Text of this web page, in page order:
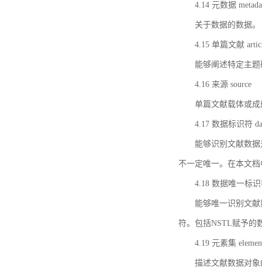
4.14 元数据
关于数据的数据。
4.15 单篇文献
能够阐述特定主
4.16 来源 source
单篇文献载体或
4.17 数据标识符
能够识别文献数
不一定唯一。在本文
4.18 数据唯一标
能够唯一识别文
符。包括NSTL赋予的
4.19 元素集
描述文献数据对